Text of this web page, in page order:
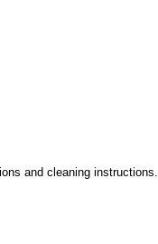
and cleaning instructions.